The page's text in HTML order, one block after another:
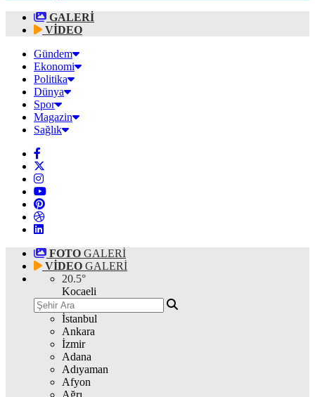
GALERİ
VİDEO
Gündem
Ekonomi
Politika
Dünya
Spor
Magazin
Sağlık
FOTO GALERİ
VİDEO GALERİ
20.5°
Kocaeli
İstanbul
Ankara
İzmir
Adana
Adıyaman
Afyon
Ağrı